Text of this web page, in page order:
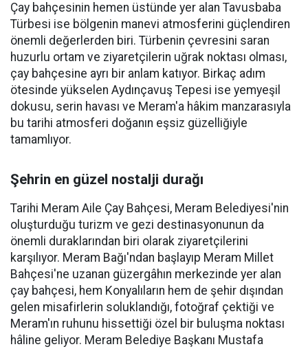
Çay bahçesinin hemen üstünde yer alan Tavusbaba
Türbesi ise bölgenin manevi atmosferini güçlendiren
önemli değerlerden biri. Türbenin çevresini saran
huzurlu ortam ve ziyaretçilerin uğrak noktası olması,
çay bahçesine ayrı bir anlam katıyor. Birkaç adım
ötesinde yükselen Aydınçavuş Tepesi ise yemyeşil
dokusu, serin havası ve Meram'a hâkim manzarasıyla
bu tarihi atmosferi doğanın eşsiz güzelliğiyle
tamamlıyor.
Şehrin en güzel nostalji durağı
Tarihi Meram Aile Çay Bahçesi, Meram Belediyesi'nin
oluşturduğu turizm ve gezi destinasyonunun da
önemli duraklarından biri olarak ziyaretçilerini
karşılıyor. Meram Bağı'ndan başlayıp Meram Millet
Bahçesi'ne uzanan güzergâhın merkezinde yer alan
çay bahçesi, hem Konyalıların hem de şehir dışından
gelen misafirlerin soluklandığı, fotoğraf çektiği ve
Meram'ın ruhunu hissettiği özel bir buluşma noktası
hâline geliyor. Meram Belediye Başkanı Mustafa